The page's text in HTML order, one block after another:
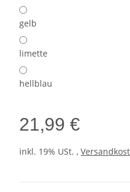
gelb
limette
hellblau
21,99 €
inkl. 19% USt. ,